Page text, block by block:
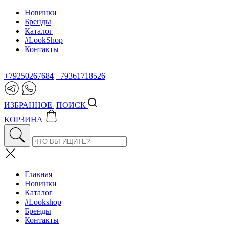
Новинки
Бренды
Каталог
#LookShop
Контакты
+79250267684 +79361718526
ИЗБРАННОЕ ПОИСК
КОРЗИНА
Главная
Новинки
Каталог
#Lookshop
Бренды
Контакты